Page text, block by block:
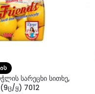
სარეცხი სითხე,
ყ) 7012